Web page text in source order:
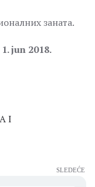
заната.
jun 2018.
I
SLEDEĆE